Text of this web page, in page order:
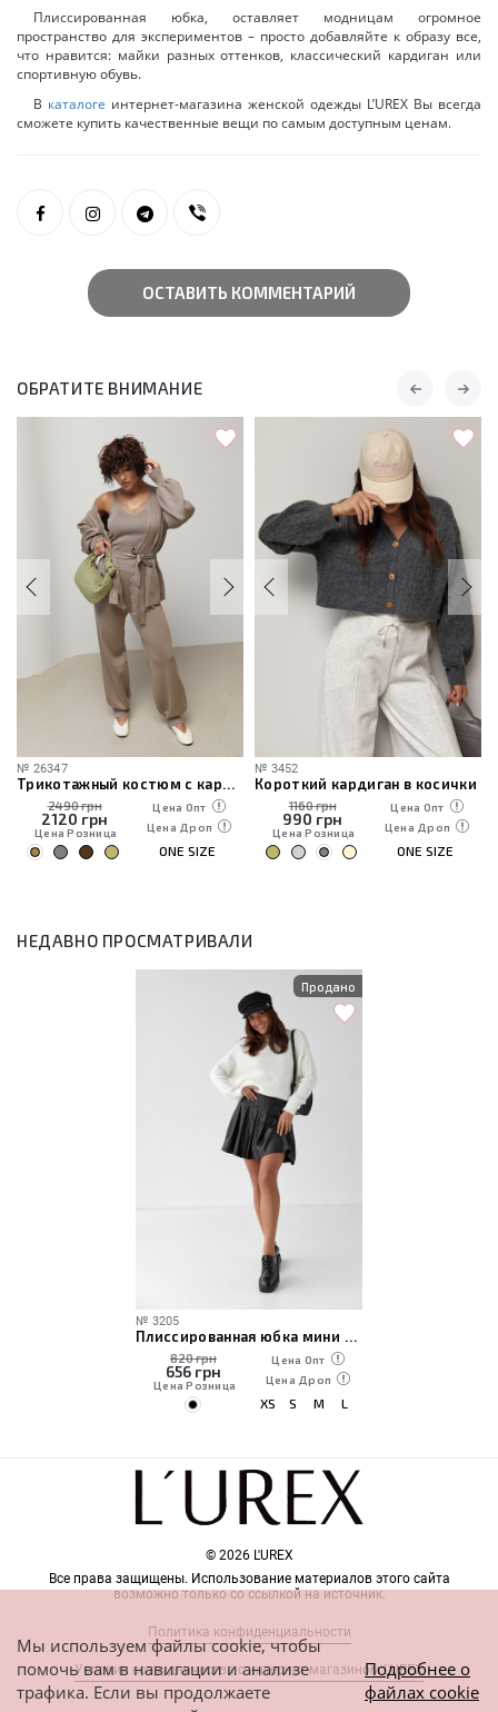
Плиссированная юбка, оставляет модницам огромное
пространство для экспериментов – просто добавляйте к образу все,
что нравится: майки разных оттенков, классический кардиган или
спортивную обувь.
В каталоге интернет-магазина женской одежды L’UREX Вы всегда
сможете купить качественные вещи по самым доступным ценам.
ОСТАВИТЬ КОММЕНТАРИЙ
ОБРАТИТЕ ВНИМАНИЕ
№ 26347
Трикотажный костюм с кардиганом, топом и брюками
2490 грн
2120 грн
Цена Розница
Цена Опт
Цена Дроп
ONE SIZE
№ 3452
Короткий кардиган в косички
1160 грн
990 грн
Цена Розница
Цена Опт
Цена Дроп
ONE SIZE
НЕДАВНО ПРОСМАТРИВАЛИ
Продано
№ 3205
Плиссированная юбка мини из экокожи
820 грн
656 грн
Цена Розница
Цена Опт
Цена Дроп
XS S M L
© 2026 L'UREX
Все права защищены. Использование материалов этого сайта
возможно только со ссылкой на источник.
Политика конфиденциальности
Условия сотрудничества с интернет-магазином L'UREX
Мы используем файлы cookie, чтобы
помочь вам в навигации и анализе
трафика. Если вы продолжаете
Подробнее о
файлах cookie